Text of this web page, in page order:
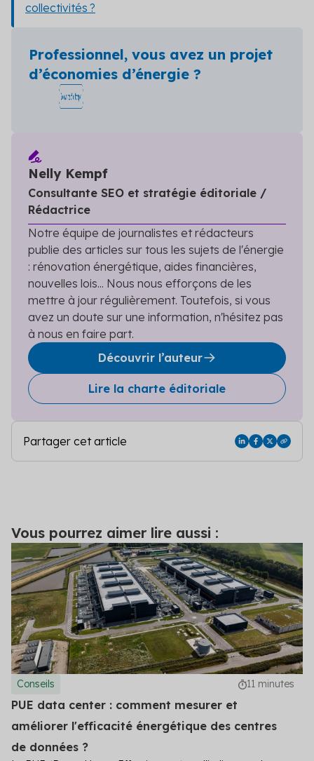
collectivités ?
Professionnel, vous avez un projet
d’économies d’énergie ?
Nelly Kempf
Consultante SEO et stratégie éditoriale /
Rédactrice
Notre équipe de journalistes et rédacteurs
publie des articles sur tous les sujets de l'énergie
: rénovation énergétique, aides financières,
nouvelles lois... Nous nous efforçons de les
mettre à jour régulièrement. Toutefois, si vous
avez un doute sur une information, n'hésitez pas
à nous en faire part.
Découvrir l’auteur
Lire la charte éditoriale
Partager cet article
Vous pourrez aimer lire aussi :
Conseils 11 minutes
PUE data center : comment mesurer et
améliorer l'efficacité énergétique des centres
de données ?